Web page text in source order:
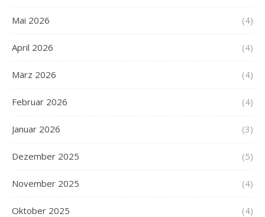
Mai 2026 (4)
April 2026 (4)
März 2026 (4)
Februar 2026 (4)
Januar 2026 (3)
Dezember 2025 (5)
November 2025 (4)
Oktober 2025 (4)